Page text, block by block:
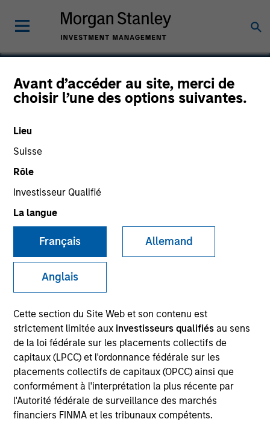
Avant d’accéder au site, merci de
choisir l’une des options suivantes.
Lieu
Suisse
Rôle
Investisseur Qualifié
La langue
Français Allemand
Anglais
Cette section du Site Web et son contenu est
strictement limitée aux investisseurs qualifiésau sens
de la loi fédérale sur les placements collectifs de
capitaux (LPCC) et l'ordonnance fédérale sur les
placements collectifs de capitaux (OPCC) ainsi que
conformément à l'interprétation la plus récente par
l'Autorité fédérale de surveillance des marchés
financiers FINMA et les tribunaux compétents.
Ecentria
SECTOR
Consumer
COUNTRY
United States